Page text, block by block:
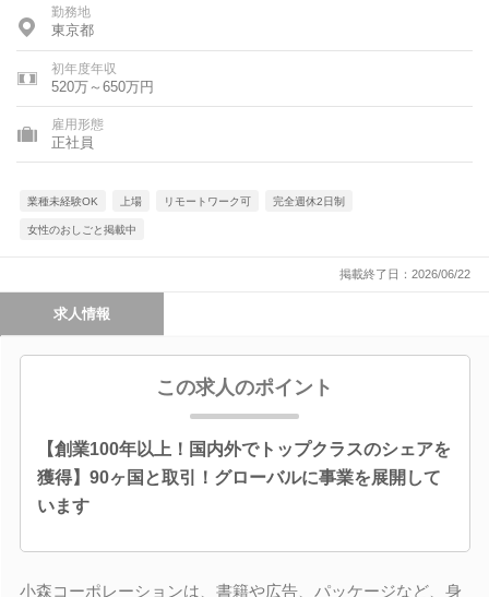
勤務地
東京都
初年度年収
520万～650万円
雇用形態
正社員
業種未経験OK 上場 リモートワーク可 完全週休2日制
女性のおしごと掲載中
掲載終了日：2026/06/22
求人情報
この求人のポイント
【創業100年以上！国内外でトップクラスのシェアを
獲得】90ヶ国と取引！グローバルに事業を展開して
います
小森コーポレーションは、書籍や広告、パッケージなど、身